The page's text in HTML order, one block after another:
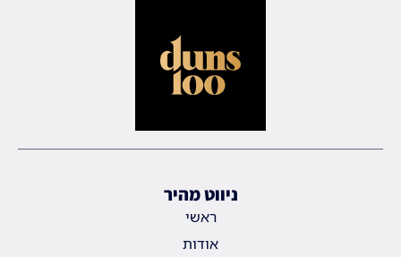
ניווט מהיר
ראשי
אודות